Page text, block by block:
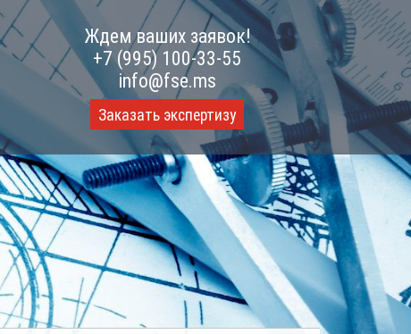
Ждем ваших заявок!
+7 (995) 100-33-55
info@fse.ms
Заказать экспертизу